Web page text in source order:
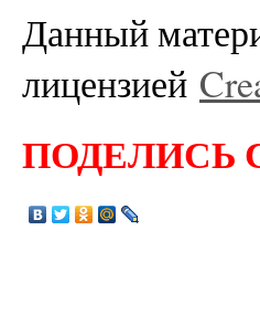
Данный
лицензией
ПОДЕЛИСЬ